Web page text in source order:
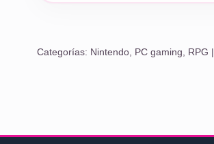
Categorías: Nintendo, PC gaming RPG